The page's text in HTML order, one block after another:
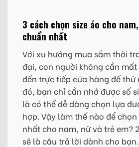
3 cách chọn size áo cho
chuẩn nhất
Với xu hướng mua sắm thời
đại, con người không cần
đến trực tiếp cửa hàng để thử
đó, bạn chỉ cần nhớ được số
là có thể dễ dàng chọn lựa
hợp. Vậy làm thế nào để
nhất cho nam, nữ và trẻ em?
sẽ là câu trả lời dành cho bạn.